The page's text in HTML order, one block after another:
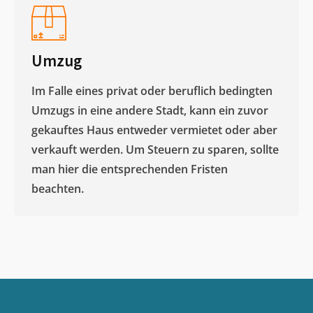
Umzug
Im Falle eines privat oder beruflich bedingten
Umzugs in eine andere Stadt, kann ein zuvor
gekauftes Haus entweder vermietet oder aber
verkauft werden. Um Steuern zu sparen, sollte
man hier die entsprechenden Fristen
beachten.